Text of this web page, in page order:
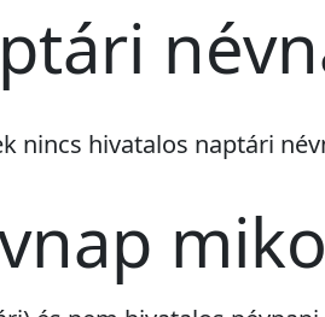
nincs hivatalos naptári